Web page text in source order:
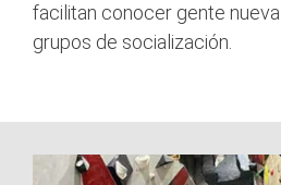
facilitan conocer gente
grupos de socialización.